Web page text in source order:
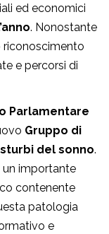
ed economici
. Nonostante
riconoscimento
e percorsi di
Parlamentare
Gruppo di
del sonno.
un importante
contenente
patologia
e